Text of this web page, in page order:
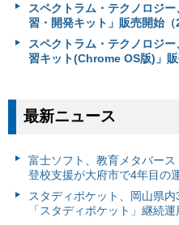
スペクトラム・テクノロジ
習・開発キット」販売開始（
スペクトラム・テクノロジ
習キット(Chrome OS版)」
最新ニュース
富⼠ソフト、教育メタバー
登校支援が大府市で4年目の
スタディポケット、岡山県
「スタディポケット」継続